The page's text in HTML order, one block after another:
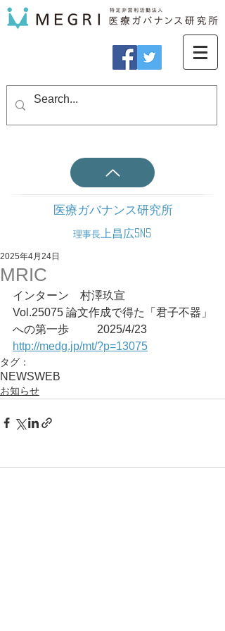
医療ガバナンス研究所
理事長 上昌広SNS
MRIC
2025年4月24日
インターン　村澤玖宣
Vol.25075 論文作成で得た「君子不器」
への第一歩	2025/4/23
http://medg.jp/mt/?p=13075
タグ：
NEWSWEB
お知らせ